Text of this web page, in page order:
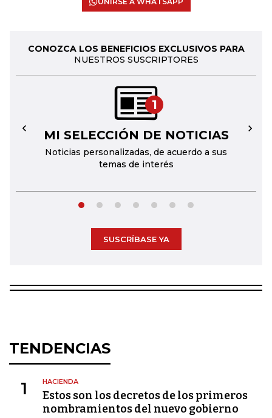
CONOZCA LOS BENEFICIOS EXCLUSIVOS PARA
NUESTROS SUSCRIPTORES
1
MI SELECCIÓN DE NOTICIAS
Noticias personalizadas, de acuerdo a sus
temas de interés
← →
SUSCRÍBASE YA
TENDENCIAS
1 HACIENDA
Estos son los decretos de los primeros
nombramientos del nuevo gobierno